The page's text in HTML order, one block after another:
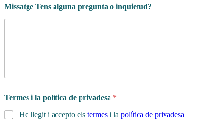
Missatge Tens alguna pregunta o inquietud?
Termes i la política de privadesa *
He llegit i accepto els termes i la política de privadesa